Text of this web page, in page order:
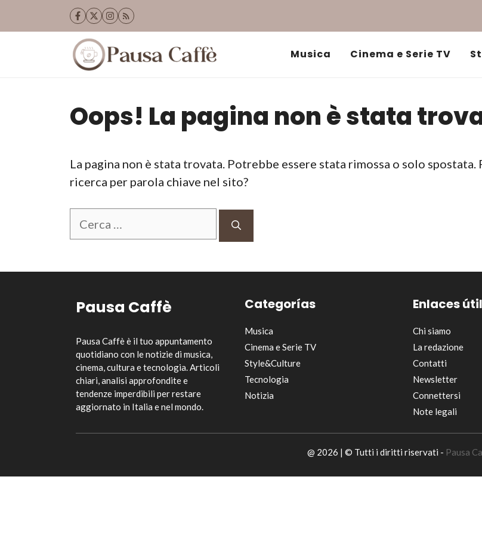
Musica Cinema e Serie TV
Oops! La pagina non è stata
La pagina non è stata trovata. Potrebbe essere stata rimossa o solo
ricerca per parola chiave nel sito?
Ricerca
Pausa Caffè
Pausa Caffè è il tuo appuntamento
quotidiano con le notizie di musica,
cinema, cultura e tecnologia. Articoli
chiari, analisi approfondite e
tendenze imperdibili per restare
aggiornato in Italia e nel mondo.
Categorías
Musica
Cinema e Serie TV
Style&Culture
Tecnologia
Notizia
Enlaces
Chi siamo
La redazione
Contatti
Newsletter
Connettersi
Note legali
@ 2026 | © Tutti i diritti riservati - Pausa